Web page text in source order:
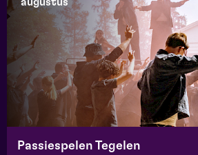
Passiespelen Tegelen